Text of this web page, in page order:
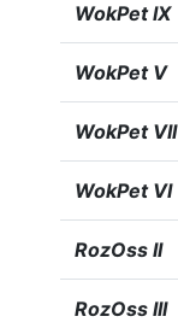
WokPet IX
WokPet V
WokPet VII
WokPet VI
RozOss II
RozOss III